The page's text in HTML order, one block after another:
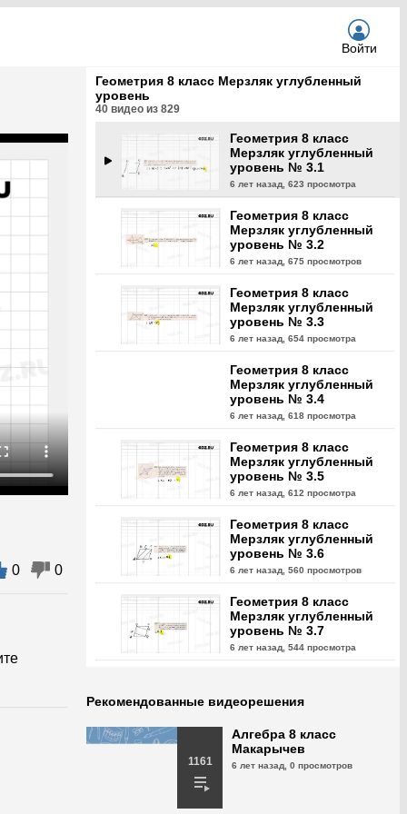
Войти
0 0
Геометрия 8 класс Мерзляк углубленный
уровень
40 видео из 829
657 просмотров
Мерзляк углубленный
уровень № 2.49
Геометрия 8 класс
Мерзляк углубленный
уровень № 3.1
6 лет назад, 623 просмотра
Геометрия 8 класс
Мерзляк углубленный
уровень № 3.2
6 лет назад, 675 просмотров
Геометрия 8 класс
Мерзляк углубленный
уровень № 3.3
6 лет назад, 654 просмотра
Геометрия 8 класс
Мерзляк углубленный
уровень № 3.4
6 лет назад, 618 просмотра
Геометрия 8 класс
Мерзляк углубленный
уровень № 3.5
6 лет назад, 612 просмотра
Геометрия 8 класс
Мерзляк углубленный
уровень № 3.6
6 лет назад, 560 просмотров
Геометрия 8 класс
Мерзляк углубленный
уровень № 3.7
6 лет назад, 544 просмотра
уровень № 3.8
Геометрия 8 класс
Мерзляк углубленный
Рекомендованные видеорешения
1161
Алгебра 8 класс
Макарычев
6 лет назад, 0 просмотров